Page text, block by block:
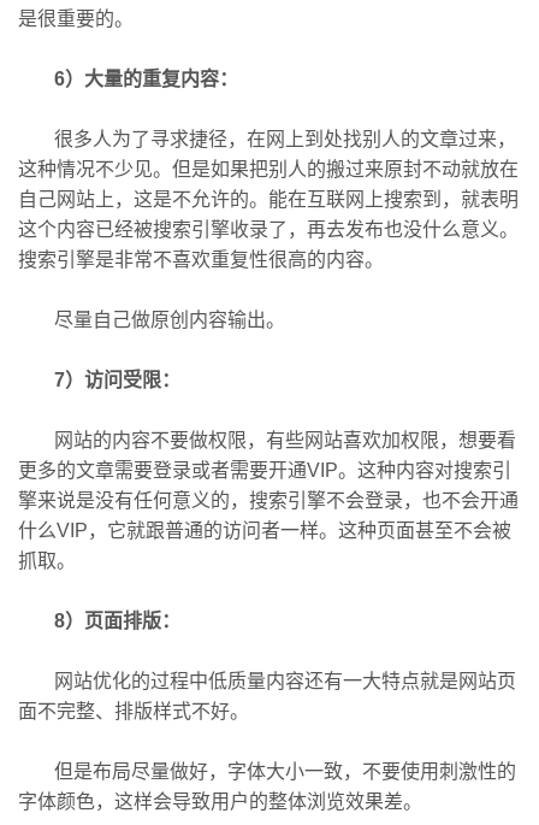
是很重要的。
6）大量的重复内容：
很多人为了寻求捷径，在网上到处找别人的文章过来，
这种情况不少见。但是如果把别人的搬过来原封不动就放在
自己网站上，这是不允许的。能在互联网上搜索到，就表明
这个内容已经被搜索引擎收录了，再去发布也没什么意义。
搜索引擎是非常不喜欢重复性很高的内容。
尽量自己做原创内容输出。
7）访问受限：
网站的内容不要做权限，有些网站喜欢加权限，想要看
更多的文章需要登录或者需要开通VIP。这种内容对搜索引
擎来说是没有任何意义的，搜索引擎不会登录，也不会开通
什么VIP，它就跟普通的访问者一样。这种页面甚至不会被
抓取。
8）页面排版：
网站优化的过程中低质量内容还有一大特点就是网站页
面不完整、排版样式不好。
但是布局尽量做好，字体大小一致，不要使用刺激性的
字体颜色，这样会导致用户的整体浏览效果差。